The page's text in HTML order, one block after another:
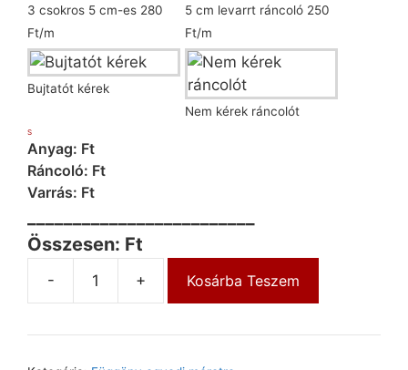
3 csokros 5 cm-es 280
Ft/m
5 cm levarrt ráncoló 250
Ft/m
Bujtatót kérek
Nem kérek ráncolót
S
Anyag: Ft
Ráncoló: Ft
Varrás: Ft
Összesen: Ft
- + Kosárba Teszem